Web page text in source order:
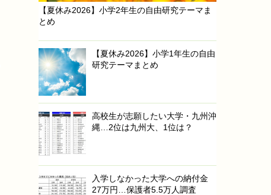
【夏休み2026】小学2年生の自由研究テーマま
とめ
【夏休み2026】小学1年生の自由
研究テーマまとめ
高校生が志願したい大学・九州沖
縄…2位は九州大、1位は？
入学しなかった大学への納付金
27万円…保護者5.5万人調査